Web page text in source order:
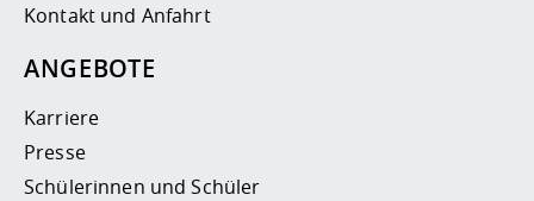
Kontakt und Anfahrt
ANGEBOTE
Karriere
Presse
Schülerinnen und Schüler